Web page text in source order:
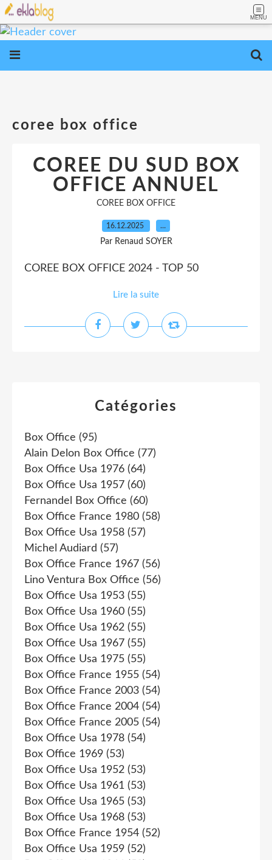
MENU
coree box office
COREE DU SUD BOX
OFFICE ANNUEL
COREE BOX OFFICE
16.12.2025 …
Par Renaud SOYER
COREE BOX OFFICE 2024 - TOP 50
Lire la suite
Catégories
Box Office (95)
Alain Delon Box Office (77)
Box Office Usa 1976 (64)
Box Office Usa 1957 (60)
Fernandel Box Office (60)
Box Office France 1980 (58)
Box Office Usa 1958 (57)
Michel Audiard (57)
Box Office France 1967 (56)
Lino Ventura Box Office (56)
Box Office Usa 1953 (55)
Box Office Usa 1960 (55)
Box Office Usa 1962 (55)
Box Office Usa 1967 (55)
Box Office Usa 1975 (55)
Box Office France 1955 (54)
Box Office France 2003 (54)
Box Office France 2004 (54)
Box Office France 2005 (54)
Box Office Usa 1978 (54)
Box Office 1969 (53)
Box Office Usa 1952 (53)
Box Office Usa 1961 (53)
Box Office Usa 1965 (53)
Box Office Usa 1968 (53)
Box Office France 1954 (52)
Box Office Usa 1959 (52)